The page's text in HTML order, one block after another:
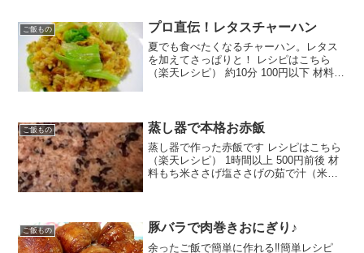
切り（豚丼のタレの材料）醤油みりん砂
糖みんなのレ...
ご飯もの プロ直伝！レタスチャーハン
夏でも食べたくなるチャーハン。レタス
を加えてさっぱりと！ レシピはこちら
（楽天レシピ） 約10分 100円以下 材料レ
ご飯もの 蒸し器で本格お赤飯
蒸し器で作った赤飯です レシピはこちら
（楽天レシピ） 1時間以上 500円前後 材
料もち米ささげ塩ささげの茹で汁（米を
ご飯もの 豚バラで肉巻きおにぎり♪
余ったご飯で簡単に作れる‼︎簡単レシピ